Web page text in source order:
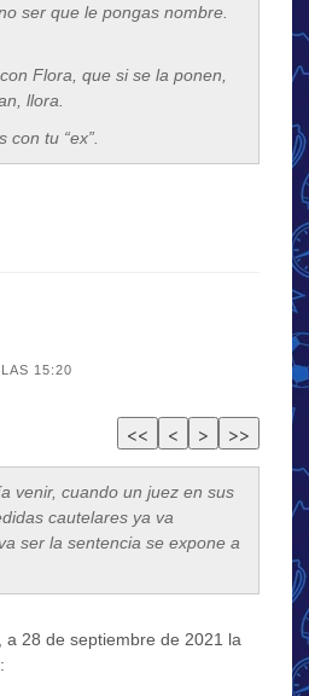
ser que le pongas nombre.
Flora, que si se la ponen,
llora.
con tu “ex”.
15:20
venir, cuando un juez en sus
cautelares ya va
ser la sentencia se expone a
a 28 de septiembre de 2021 la